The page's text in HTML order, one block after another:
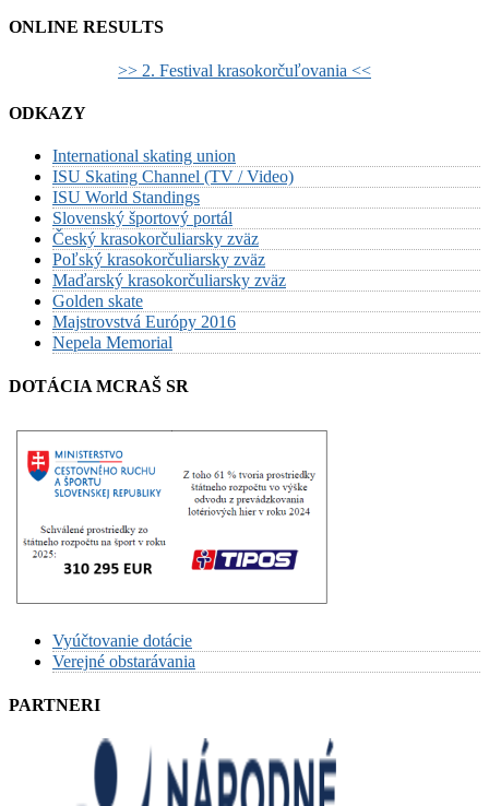
ONLINE RESULTS
>> 2. Festival krasokorčuľovania <<
ODKAZY
International skating union
ISU Skating Channel (TV / Video)
ISU World Standings
Slovenský športový portál
Český krasokorčuliarsky zväz
Poľský krasokorčuliarsky zväz
Maďarský krasokorčuliarsky zväz
Golden skate
Majstrovstvá Európy 2016
Nepela Memorial
DOTÁCIA MCRAŠ SR
Vyúčtovanie dotácie
Verejné obstarávania
PARTNERI